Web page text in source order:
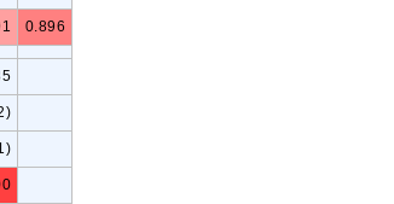
0.896